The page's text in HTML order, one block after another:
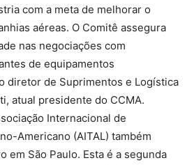
com a meta de melhorar o
aéreas. O Comitê assegura
nas negociações com
de equipamentos
diretor de Suprimentos e Logística
atual presidente do CCMA.
Internacional de
Americano (AITAL) também
em São Paulo. Esta é a segunda